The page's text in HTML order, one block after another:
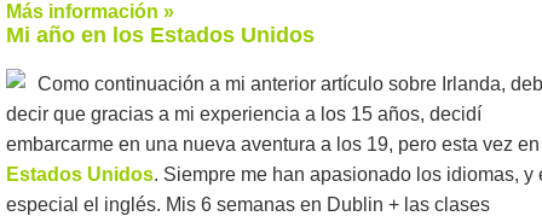
Más información »
Mi año en los Estados Unidos
Como continuación a mi anterior artículo sobre Irlanda,
decir que gracias a mi experiencia a los 15 años, decidí
embarcarme en una nueva aventura a los 19, pero esta vez
Estados Unidos. Siempre me han apasionado los idiomas, y
especial el inglés. Mis 6 semanas en Dublin + las clases